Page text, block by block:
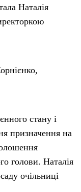
Наталія
стану і
призначення на
голови. Наталія
очільниці